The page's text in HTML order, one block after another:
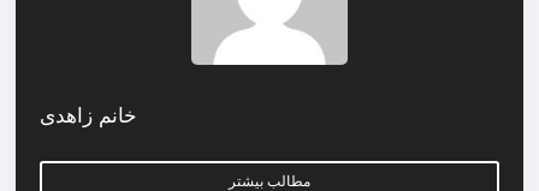
خانم زاهدی
مطالب بیشتر